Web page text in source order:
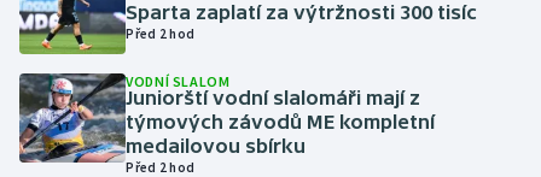
Lezení
Lyže a snowboard
Moderní pětiboj
Sparta zaplatí za výtržnosti 300 tisíc
Před 2 hod
VODNÍ SLALOM
Juniorští vodní slalomáři mají z
týmových závodů ME kompletní
medailovou sbírku
Před 2 hod